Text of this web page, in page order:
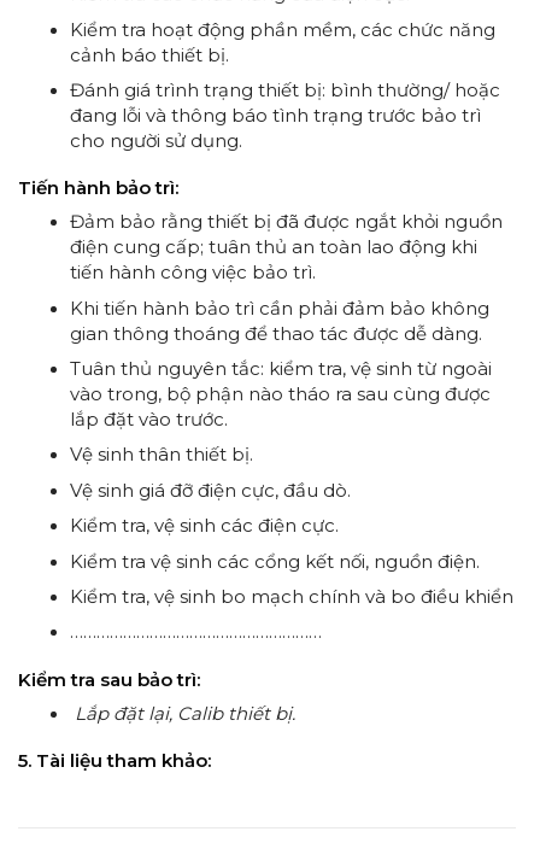
Kiểm tra hoạt động phần mềm, các chức năng
cảnh báo thiết bị.
Đánh giá trình trạng thiết bị: bình thường/ hoặc
đang lỗi và thông báo tình trạng trước bảo trì
cho người sử dụng.
Tiến hành bảo trì:
Đảm bảo rằng thiết bị đã được ngắt khỏi nguồn
điện cung cấp; tuân thủ an toàn lao động khi
tiến hành công việc bảo trì.
Khi tiến hành bảo trì cần phải đảm bảo không
gian thông thoáng để thao tác được dễ dàng.
Tuân thủ nguyên tắc: kiểm tra, vệ sinh từ ngoài
vào trong, bộ phận nào tháo ra sau cùng được
lắp đặt vào trước.
Vệ sinh thân thiết bị.
Vệ sinh giá đỡ điện cực, đầu dò.
Kiểm tra, vệ sinh các điện cực.
Kiểm tra vệ sinh các cổng kết nối, nguồn điện.
Kiểm tra, vệ sinh bo mạch chính và bo điều khiển
…………………………………………………
Kiểm tra sau bảo trì:
Lắp đặt lại, Calib thiết bị.
5. Tài liệu tham khảo: